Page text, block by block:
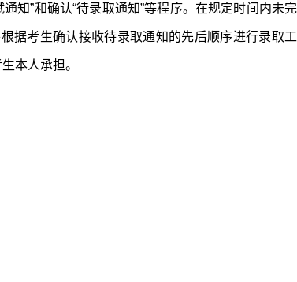
知”和确认“待录取通知”等程序。在规定时间内未完
据考生确认接收待录取通知的先后顺序进行录取工
本人承担。